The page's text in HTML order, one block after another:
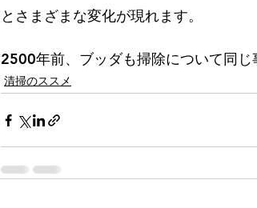
とさまざまな変化が現れます。
2500年前、ブッダも掃除について同じ
清掃のススメ